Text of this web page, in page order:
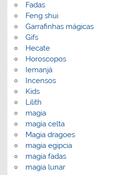
Fadas
Feng shui
Garrafinhas mágicas
Gifs
Hecate
Horoscopos
Iemanjá
Incensos
Kids
Lilith
magia
magia celta
Magia dragoes
magia egipcia
magia fadas
magia lunar